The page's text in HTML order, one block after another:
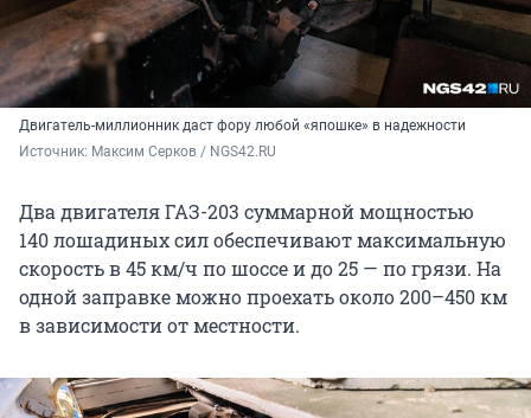
Двигатель-миллионник даст фору любой «япошке» в надежности
Источник: Максим Серков / NGS42.RU
Два двигателя ГАЗ-203 суммарной мощностью
140 лошадиных сил обеспечивают максимальную
скорость в45 км/ч по шоссе и до 25 — по грязи. На
одной заправке можно проехать около200–450 км
в зависимости от местности.